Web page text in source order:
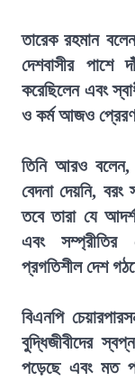
তারেক রহমান
দেশবাসীর পাশে
করেছিলেন এবং
ও কর্ম আজও
তিনি আরও বলেন,
বেদনা দেয়নি, বরং
তবে তারা যে
এবং
প্রগতিশীল দেশ
বিএনপি
বুদ্ধিজীবীদের
পড়েছে এবং মত